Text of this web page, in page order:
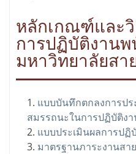
หลักเกณฑ์และวิ
การปฏิบัติงานพ
มหาวิทยาลัยสา
แบบบันทึกตกลงการป
สมรรถนะในการปฏิบัติง
แบบประเมินผลการปฏิ
มาตรฐานภาระงานสา